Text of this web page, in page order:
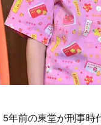
年前の東堂が刑事時